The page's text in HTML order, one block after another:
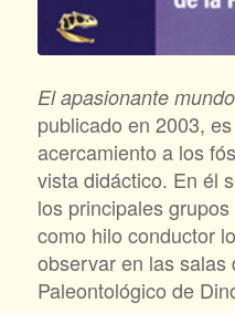
El apasionante
publicado en 2003,
acercamiento a los
vista didáctico. En él
los principales
como hilo conductor
observar en las salas
Paleontológico de